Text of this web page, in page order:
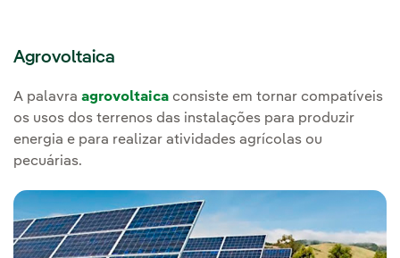
Agrovoltaica
A palavra agrovoltaica consiste em tornar compatíveis
os usos dos terrenos das instalações para produzir
energia e para realizar atividades agrícolas ou
pecuárias.